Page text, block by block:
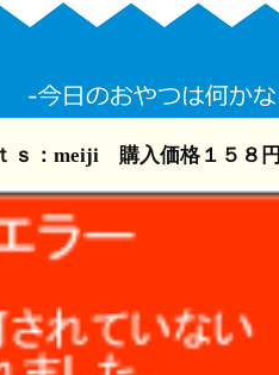
：meiji 購入価格１５８円